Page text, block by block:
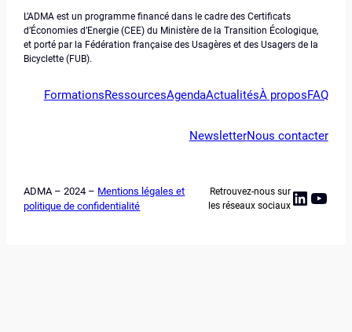
L’ADMA est un programme financé dans le cadre des Certificats
d’Économies d’Energie (CEE) du Ministère de la Transition Écologique,
et porté par la Fédération française des Usagères et des Usagers de la
Bicyclette (FUB).
FormationsRessourcesAgendaActualitésÀ proposFAQ
NewsletterNous contacter
ADMA – 2024 – Mentions légales et
politique de confidentialité
Retrouvez-nous sur
les réseaux sociaux